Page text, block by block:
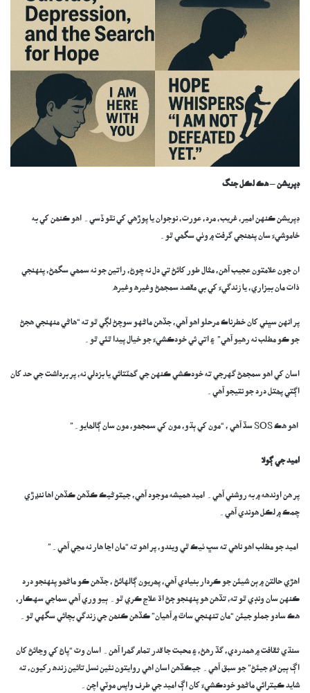
ڊپريشن–هڪ لڪل جنگ
ڊپريشن ڪنهن امير، غريب، مرد، عورت، نوجوان يا پوڙهي کي نٿو ڏسي۔ اهو ڪنھن کي به
خاموشيءَ سان پنھنجي گرفت ۾ وٺي سگھي ٿو۔
ان جون علامتون عجيب آهن، مثال طور کائڻ تي دل نه چوڻ، راتين جو نه سمھي سگھڻ، پنهنجي
ذات مان بيزاري، يا زندگيءَ کي بي مقصد سمجھڻ وغيره وغيره.
پر انهن سڀني کان خطرناڪ مرحلو اهو آهي، جڏهن ماڻهو سوچڻ لڳي ٿو ته “هاڻي منهنجي هجڻ
جو ڪو مطلب نه رهيو آهي” ۽ اتي ئي خودڪشيءَ جو خيال پيدا ٿئي ٿو۔
اسان کي اهو سمجھڻ گهرجي ته خودڪشي ڪنهن جي گھٽتائي يا بزدلي نه، پر برداشت جي حد کان
اڳتي پھتل درد جو نتيجو آهي۔
اهو هڪ SOS سڏ آهي ، “مون کي ٻڌو، مون کي سمجھو، مون سان ڳالھايو۔”
اميد جي ڳولا
پر هن اوندهه ۾ به روشني آهي۔ اميد هميشه موجود آهي، جيتوڻيڪ ڪڏهن ڪڏهن اها ننڍڙي
چمڪ ۾ لڪل هوندي آهي۔
اميد جو مطلب اهو ناهي ته سڀ ٺيڪ ٿي ويندو، پر اهو ته “مان اڃا هار نه مڃي آهي۔”
اهڙي حالتن ۾ ٻن شيئن جو ڪردار بنيادي آهي، پھريون ڳالهائڻ ، جڏهن ڪو ماڻھو پنهنجو درد
ڪنهن سان ونڊي ٿو ته، تڏهن هو پنهنجو ڄڻ اڌ علاج ڪري ٿو۔ ٻيو وري آهي سماجي سهڪار،
هڪ سادو جملو جيئن “مان تنهنجي ساٿ ۾ آهيان” ڪڏهن ڪنھن جي زندگي بچائي سگهي ٿو۔
سنڌي ثقافت ۾ همدردي، گڏ رهڻ، ۽ محبت جا قدر تمام گھرا آهن۔ اسان وٽ “پاڻ کي وڃائڻ کان
اڳ ٻين لاءِ جيئڻ” جو سبق آهي۔ جيڪڏهن اسان اهي روايتون نئين نسل تائين زنده رکيون، ته
شايد ڪيترائي ماڻھو خودڪشيءَ کان اڳ اميد جي طرف واپس موٽي اچن۔